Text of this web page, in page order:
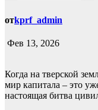
отkprf_admin
Фев 13, 2026
Когда на тверской
мир капитала – это
настоящая битва